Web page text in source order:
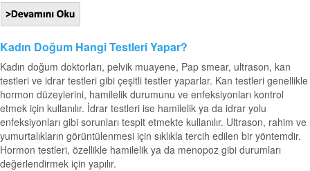
Kadın Doğum Hangi Testleri Yapar?
Kadın doğum doktorları, pelvik muayene, Pap smear, ultrason, kan
testleri ve idrar testleri gibi çeşitli testler yaparlar. Kan testleri genellikle
hormon düzeylerini, hamilelik durumunu ve enfeksiyonları kontrol
etmek için kullanılır. İdrar testleri ise hamilelik ya da idrar yolu
enfeksiyonları gibi sorunları tespit etmekte kullanılır. Ultrason, rahim ve
yumurtalıkların görüntülenmesi için sıklıkla tercih edilen bir yöntemdir.
Hormon testleri, özellikle hamilelik ya da menopoz gibi durumları
değerlendirmek için yapılır.